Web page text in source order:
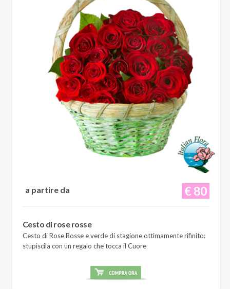
€ 80
a partire da
Cesto di rose rosse
Cesto di Rose Rosse e verde di stagione ottimamente rifinito:
stupiscila con un regalo che tocca il Cuore